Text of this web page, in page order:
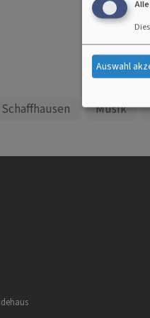
Musik
Auswahl